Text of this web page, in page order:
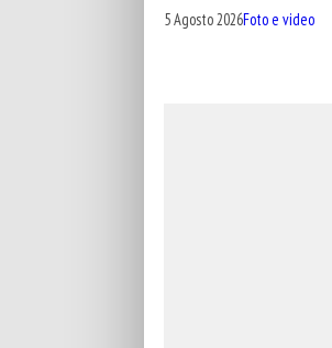
5 Agosto 2026Foto e video